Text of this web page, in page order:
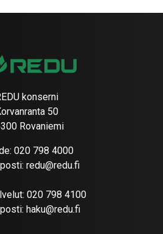
konserni
50
Rovaniemi
020 798 4000
redu@redu.fi
020 798 4100
haku@redu.fi